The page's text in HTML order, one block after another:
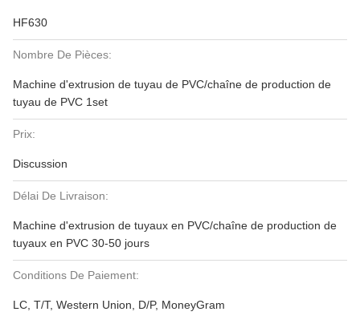
HF630
Nombre De Pièces:
Machine d'extrusion de tuyau de PVC/chaîne de production de
tuyau de PVC 1set
Prix:
Discussion
Délai De Livraison:
Machine d'extrusion de tuyaux en PVC/chaîne de production de
tuyaux en PVC 30-50 jours
Conditions De Paiement:
LC, T/T, Western Union, D/P, MoneyGram